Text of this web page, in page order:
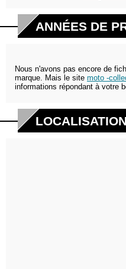
ANNÉES DE
Nous n'avons pas encore de
marque. Mais le site moto -
informations répondant à votre
LOCALISATION